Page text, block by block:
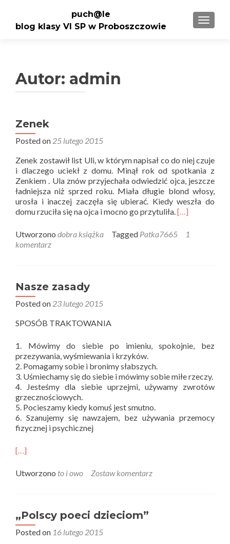
puch@le
blog klasy VI SP w Proboszczowie
Autor: admin
Zenek
Posted on 25 lutego 2015
Zenek zostawił list Uli, w którym napisał co do niej czuje
i dlaczego uciekł z domu. Minął rok od spotkania z
Zenkiem . Ula znów przyjechała odwiedzić ojca, jeszcze
ładniejsza niż sprzed roku. Miała długie blond włosy,
urosła i inaczej zaczęła się ubierać. Kiedy weszła do
domu rzuciła się na ojca i mocno go przytuliła.Read
about
[…]
Utworzono dobra książka Tagged Patka7665
1
komentarz
Nasze zasady
Posted on 23 lutego 2015
SPOSÓB TRAKTOWANIA
1. Mówimy do siebie po imieniu, spokojnie, bez
przezywania, wyśmiewania i krzyków.
2. Pomagamy sobie i bronimy słabszych.
3. Uśmiechamy się do siebie i mówimy sobie miłe rzeczy.
4. Jesteśmy dla siebie uprzejmi, używamy zwrotów
grzecznościowych.
5. Pocieszamy kiedy komuś jest smutno.
6. Szanujemy się nawzajem, bez używania przemocy
fizycznej i psychicznej
[…]
Utworzono to i owo Zostaw komentarz
„Polscy poeci dzieciom”
Posted on 16 lutego 2015
Nawigacja
po
wpisach